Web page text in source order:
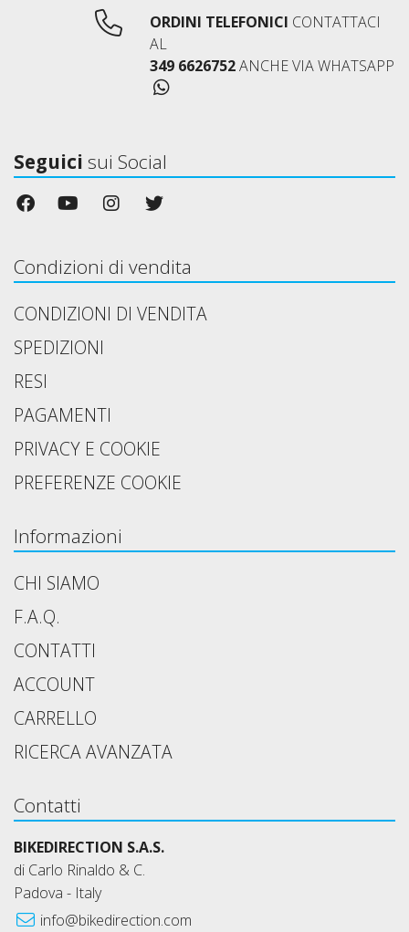
ORDINI TELEFONICI CONTATTACI
AL
349 6626752ANCHE VIA WHATSAPP
Seguici sui Social
Condizioni di vendita
CONDIZIONI DI VENDITA
SPEDIZIONI
RESI
PAGAMENTI
PRIVACY E COOKIE
PREFERENZE COOKIE
Informazioni
CHI SIAMO
F.A.Q.
CONTATTI
ACCOUNT
CARRELLO
RICERCA AVANZATA
Contatti
BIKEDIRECTION S.A.S.
di Carlo Rinaldo & C.
Padova - Italy
info@bikedirection.com